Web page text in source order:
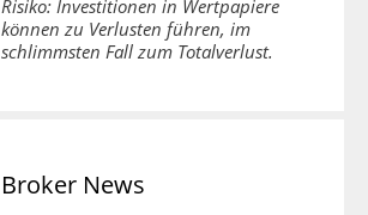
Risiko: Investitionen in Wertpapiere
können zu Verlusten führen, im
schlimmsten Fall zum Totalverlust.
Broker News